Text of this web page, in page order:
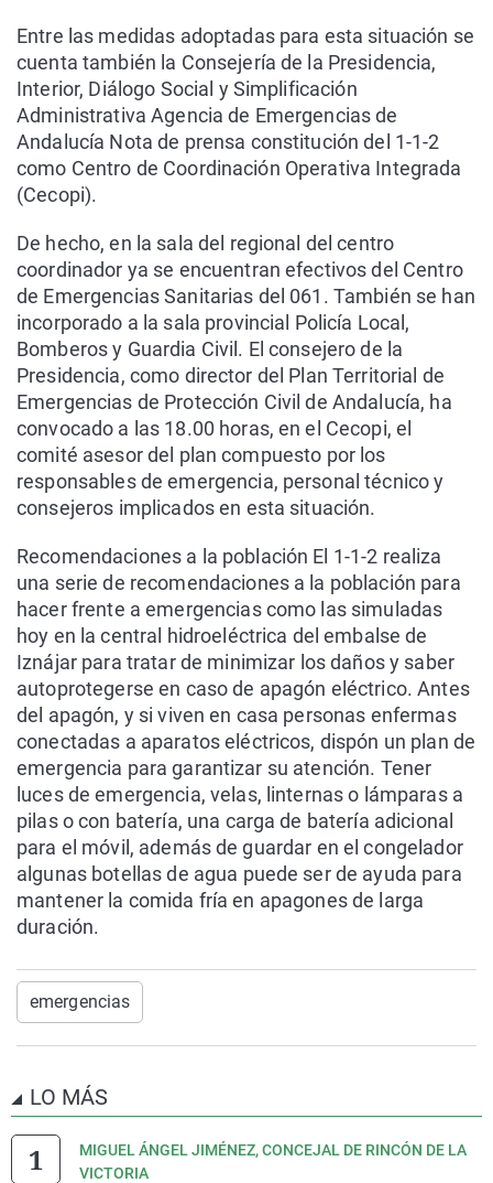
Entre las medidas adoptadas para esta situación se
cuenta también la Consejería de la Presidencia,
Interior, Diálogo Social y Simplificación
Administrativa Agencia de Emergencias de
Andalucía Nota de prensa constitución del 1-1-2
como Centro de Coordinación Operativa Integrada
(Cecopi).
De hecho, en la sala del regional del centro
coordinador ya se encuentran efectivos del Centro
de Emergencias Sanitarias del 061. También se han
incorporado a la sala provincial Policía Local,
Bomberos y Guardia Civil. El consejero de la
Presidencia, como director del Plan Territorial de
Emergencias de Protección Civil de Andalucía, ha
convocado a las 18.00 horas, en el Cecopi, el
comité asesor del plan compuesto por los
responsables de emergencia, personal técnico y
consejeros implicados en esta situación.
Recomendaciones a la población El 1-1-2 realiza
una serie de recomendaciones a la población para
hacer frente a emergencias como las simuladas
hoy en la central hidroeléctrica del embalse de
Iznájar para tratar de minimizar los daños y saber
autoprotegerse en caso de apagón eléctrico. Antes
del apagón, y si viven en casa personas enfermas
conectadas a aparatos eléctricos, dispón un plan de
emergencia para garantizar su atención. Tener
luces de emergencia, velas, linternas o lámparas a
pilas o con batería, una carga de batería adicional
para el móvil, además de guardar en el congelador
algunas botellas de agua puede ser de ayuda para
mantener la comida fría en apagones de larga
duración.
emergencias
LO MÁS
MIGUEL ÁNGEL JIMÉNEZ, CONCEJAL DE RINCÓN DE LA
VICTORIA